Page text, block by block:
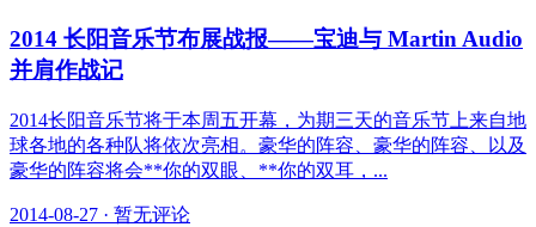
2014 长阳音乐节布展战报——宝迪与 Martin Audio
并肩作战记
2014长阳音乐节将于本周五开幕，为期三天的音乐节上来自地
球各地的各种队将依次亮相。豪华的阵容、豪华的阵容、以及
豪华的阵容将会**你的双眼、**你的双耳，...
2014-08-27 · 暂无评论